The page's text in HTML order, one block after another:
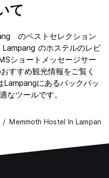
て
のベストセレクション
のホステルのレビ
ショートメッセージサー
すすめ観光情報をご覧く
にあるバックパッ
なツールです。
Memmoth Hostel In Lampang